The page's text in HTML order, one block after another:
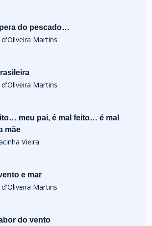
do pescado…
Martins
Martins
meu pai, é mal feito… é mal
mãe
Vieira
e mar
Martins
do vento